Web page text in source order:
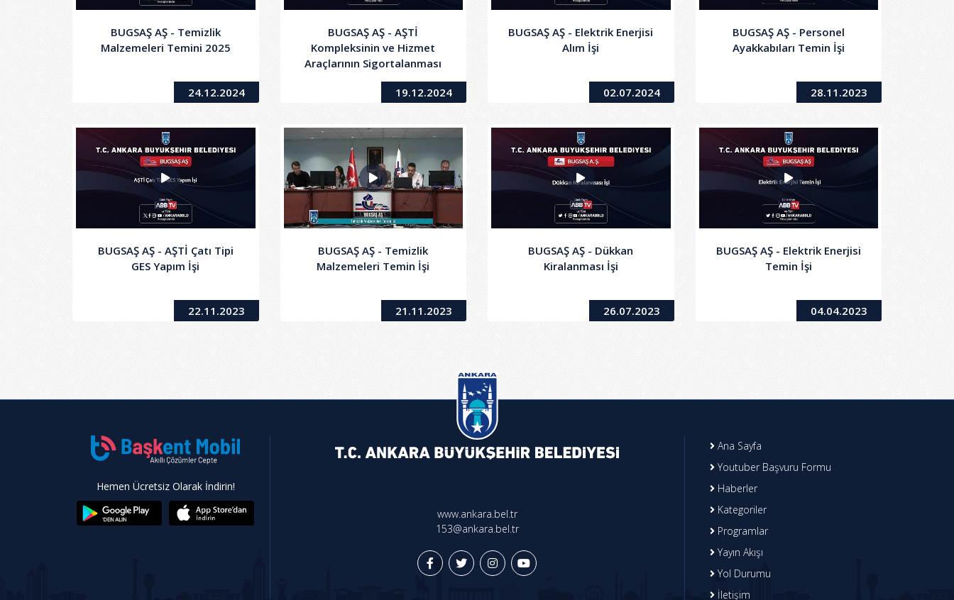
BUGSAŞ AŞ - Temizlik
Malzemeleri Temini 2025
24.12.2024
BUGSAŞ AŞ - AŞTİ
Kompleksinin ve Hizmet
Araçlarının Sigortalanması
Hizmet Alım İşi
19.12.2024
BUGSAŞ AŞ - Elektrik Enerjisi
Alım İşi
02.07.2024
BUGSAŞ AŞ - Personel
Ayakkabıları Temin İşi
28.11.2023
BUGSAŞ AŞ - AŞTİ Çatı Tipi
GES Yapım İşi
22.11.2023
BUGSAŞ AŞ - Temizlik
Malzemeleri Temin İşi
21.11.2023
BUGSAŞ AŞ - Dükkan
Kiralanması İşi
26.07.2023
BUGSAŞ AŞ - Elektrik Enerjisi
Temin İşi
04.04.2023
Hemen Ücretsiz Olarak İndirin!
www.ankara.bel.tr
153@ankara.bel.tr
Ana Sayfa
Youtuber Başvuru Formu
Haberler
Kategoriler
Programlar
Yayın Akışı
Yol Durumu
İletişim